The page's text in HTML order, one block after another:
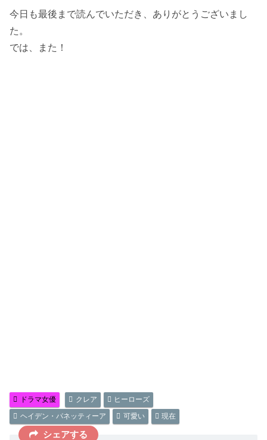
今日も最後まで読んでいただき、ありがとうございまし
た。
では、また！
ドラマ女優 クレア
ヒーローズ
ヘイデン・パネッティーア
可愛い 現在
シェアする